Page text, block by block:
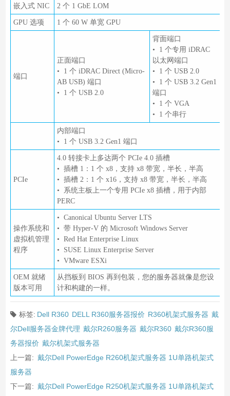
嵌入式 NIC 2 个 1 GbE LOM
GPU 选项 1 个 60 W 单宽 GPU
端口
正面端口
• 1 个 iDRAC Direct (Micro-
AB USB) 端口
• 1 个 USB 2.0
背面端口
• 1 个专用 iDRAC
以太网端口
• 1 个 USB 2.0
• 1 个 USB 3.2 Gen1
端口
• 1 个 VGA
• 1 个串行
内部端口
• 1 个 USB 3.2 Gen1 端口
PCIe
4.0 转接卡上多达两个 PCIe 4.0 插槽
• 插槽 1：1 个 x8，支持 x8 带宽，半长，半高
• 插槽 2：1 个 x16，支持 x8 带宽，半长，半高
• 系统主板上一个专用 PCIe x8 插槽，用于内部
PERC
操作系统和
虚拟机管理
程序
• Canonical Ubuntu Server LTS
• 带 Hyper-V 的 Microsoft Windows Server
• Red Hat Enterprise Linux
• SUSE Linux Enterprise Server
• VMware ESXi
OEM 就绪
版本可用
从挡板到 BIOS 再到包装，您的服务器就像是您设
计和构建的一样。
标签: Dell R360 DELL R360服务器报价 R360机架式服务器 戴
尔Dell服务器金牌代理 戴尔R260服务器 戴尔R360 戴尔R360服
务器报价 戴尔机架式服务器
上一篇: 戴尔Dell PowerEdge R260机架式服务器 1U单路机架式
服务器
下一篇: 戴尔Dell PowerEdge R250机架式服务器 1U单路机架式